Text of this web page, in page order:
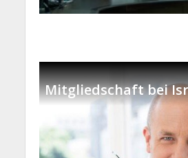
Mitgliedschaft bei